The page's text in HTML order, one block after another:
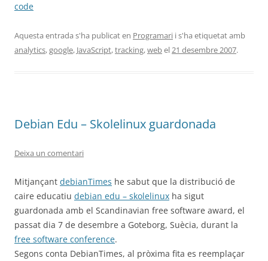
code
Aquesta entrada s'ha publicat en Programari i s'ha etiquetat amb
analytics,google, JavaScript,tracking,webel21 desembre 2007.
Debian Edu – Skolelinux guardonada
Deixa un comentari
Mitjançant debianTimes he sabut que la distribució de
caire educatiu debian edu – skolelinux ha sigut
guardonada amb el Scandinavian free software award, el
passat dia 7 de desembre a Goteborg, Suècia, durant la
free software conference.
Segons conta DebianTimes, al pròxima fita es reemplaçar